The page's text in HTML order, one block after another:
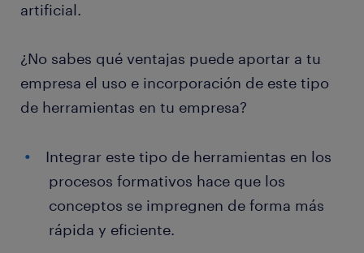
artificial.
¿No sabes qué ventajas puede aportar a tu
empresa el uso e incorporación de este tipo
de herramientas en tu empresa?
Integrar este tipo de herramientas en los
procesos formativos hace que los
conceptos se impregnen de forma más
rápida y eficiente.